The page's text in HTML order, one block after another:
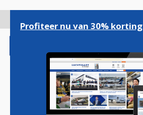
gaan
Profiteer nu van 30% korting